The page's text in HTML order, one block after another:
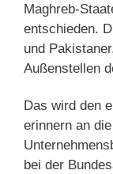
Maghreb-
entschieden.
und
Außenstellen
Das wird den
erinnern an
bei der